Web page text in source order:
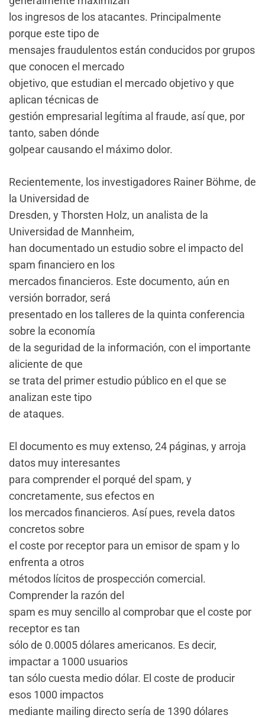
los ingresos de los atacantes. Principalmente
porque este tipo de
mensajes fraudulentos están conducidos por grupos
que conocen el mercado
objetivo, que estudian el mercado objetivo y que
aplican técnicas de
gestión empresarial legítima al fraude, así que, por
tanto, saben dónde
golpear causando el máximo dolor.
Recientemente, los investigadores Rainer Böhme, de
la Universidad de
Dresden, y Thorsten Holz, un analista de la
Universidad de Mannheim,
han documentado un estudio sobre el impacto del
spam financiero en los
mercados financieros. Este documento, aún en
versión borrador, será
presentado en los talleres de la quinta conferencia
sobre la economía
de la seguridad de la información, con el importante
aliciente de que
se trata del primer estudio público en el que se
analizan este tipo
de ataques.
El documento es muy extenso, 24 páginas, y arroja
datos muy interesantes
para comprender el porqué del spam, y
concretamente, sus efectos en
los mercados financieros. Así pues, revela datos
concretos sobre
el coste por receptor para un emisor de spam y lo
enfrenta a otros
métodos lícitos de prospección comercial.
Comprender la razón del
spam es muy sencillo al comprobar que el coste por
receptor es tan
sólo de 0.0005 dólares americanos. Es decir,
impactar a 1000 usuarios
tan sólo cuesta medio dólar. El coste de producir
esos 1000 impactos
mediante mailing directo sería de 1390 dólares